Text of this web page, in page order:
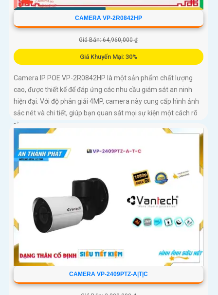
CAMERA VP-2R0842HP
Giá Bán: 64,960,000 ₫
Giá Khuyến Mại: 30%
Camera IP POE VP-2R0842HP là một sản phẩm chất lượng
cao, được thiết kế để đáp ứng các nhu cầu giám sát an ninh
hiện đại. Với độ phân giải 4MP, camera này cung cấp hình ảnh
sắc nét và chi tiết, giúp bạn quan sát mọi sự kiện một cách rõ
ràng
CAMERA VP-2409PTZ-A|T|C